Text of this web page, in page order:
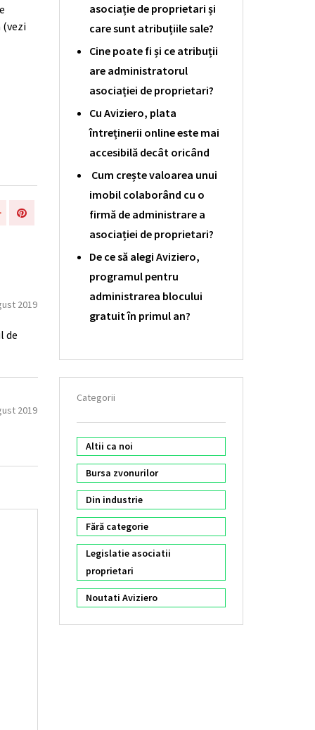
(vezi
2019
de
2019
asociație de proprietari și
care sunt atribuțiile sale?
Cine poate fi și ce atribuții
are administratorul
asociației de proprietari?
Cu Aviziero, plata
întreținerii online este mai
accesibilă decât oricând
Cum crește valoarea unui
imobil colaborând cu o
firmă de administrare a
asociației de proprietari?
De ce să alegi Aviziero,
programul pentru
administrarea blocului
gratuit în primul an?
Categorii
Altii ca noi
Bursa zvonurilor
Din industrie
Fără categorie
Legislatie asociatii
proprietari
Noutati Aviziero